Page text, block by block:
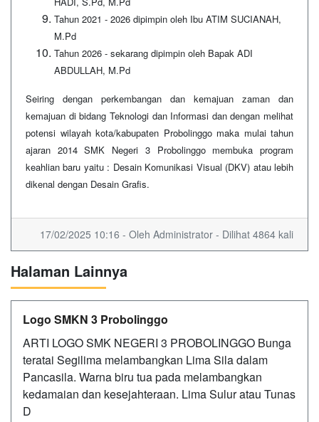
Tahun 2021 - 2026 dipimpin oleh Ibu ATIM SUCIANAH,
M.Pd
Tahun 2026 - sekarang dipimpin oleh Bapak ADI
ABDULLAH, M.Pd
Seiring dengan perkembangan dan kemajuan zaman dan
kemajuan di bidang Teknologi dan Informasi dan dengan melihat
potensi wilayah kota/kabupaten Probolinggo maka mulai tahun
ajaran 2014 SMK Negeri 3 Probolinggo membuka program
keahlian baru yaitu : Desain Komunikasi Visual (DKV) atau lebih
dikenal dengan Desain Grafis.
17/02/2025 10:16 - Oleh Administrator - Dilihat 4864 kali
Halaman Lainnya
Logo SMKN 3 Probolinggo
ARTI LOGO SMK NEGERI 3 PROBOLINGGO Bunga
teratai Segilima melambangkan Lima Sila dalam
Pancasila. Warna biru tua pada melambangkan
kedamaian dan kesejahteraan. Lima Sulur atau Tunas
D